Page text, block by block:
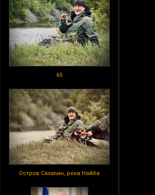
65
Остров Сахалин, река Найба